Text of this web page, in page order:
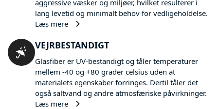
aggressive væsker og miljøer, hvilket resulterer i
lang levetid og minimalt behov for vedligeholdelse.
Læs mere
VEJRBESTANDIGT
Glasfiber er UV-bestandigt og tåler temperaturer
mellem -40 og +80 grader celsius uden at
materialets egenskaber forringes. Dertil tåler det
også saltvand og andre atmosfæriske påvirkninger.
Læs mere